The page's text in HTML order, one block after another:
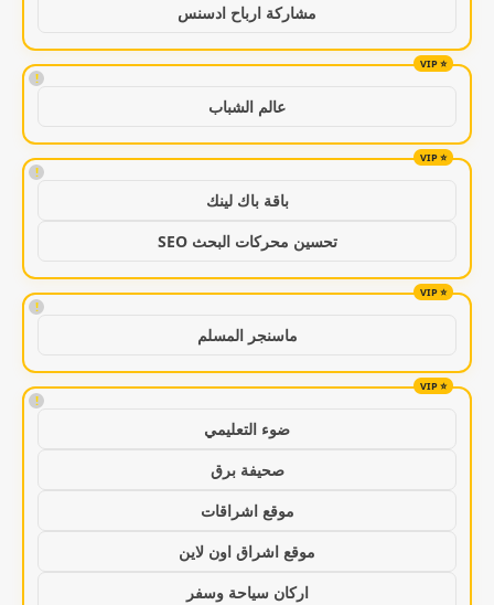
مشاركة ارباح ادسنس
!
عالم الشباب
!
باقة باك لينك
تحسين محركات البحث SEO
!
ماسنجر المسلم
!
ضوء التعليمي
صحيفة برق
موقع اشراقات
موقع اشراق اون لاين
اركان سياحة وسفر